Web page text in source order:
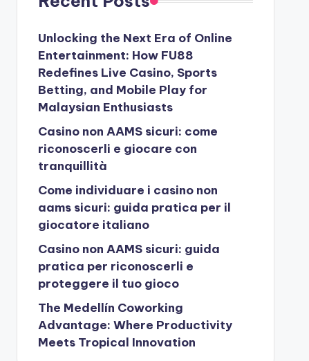
Unlocking the Next Era of Online
Entertainment: How FU88
Redefines Live Casino, Sports
Betting, and Mobile Play for
Malaysian Enthusiasts
Casino non AAMS sicuri: come
riconoscerli e giocare con
tranquillità
Come individuare i casino non
aams sicuri: guida pratica per il
giocatore italiano
Casino non AAMS sicuri: guida
pratica per riconoscerli e
proteggere il tuo gioco
The Medellín Coworking
Advantage: Where Productivity
Meets Tropical Innovation